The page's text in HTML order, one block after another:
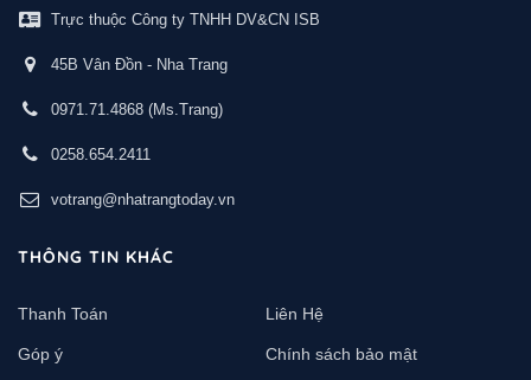
Trực thuộc Công ty TNHH DV&CN ISB
45B Vân Đồn - Nha Trang
0971.71.4868 (Ms.Trang)
0258.654.2411
votrang@nhatrangtoday.vn
THÔNG TIN KHÁC
Thanh Toán Liên Hệ
Góp ý Chính sách bảo mật